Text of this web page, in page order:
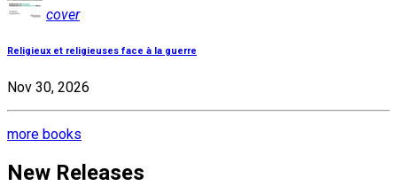
cover
Religieux et religieuses face à la guerre
Nov 30, 2026
more books
New Releases